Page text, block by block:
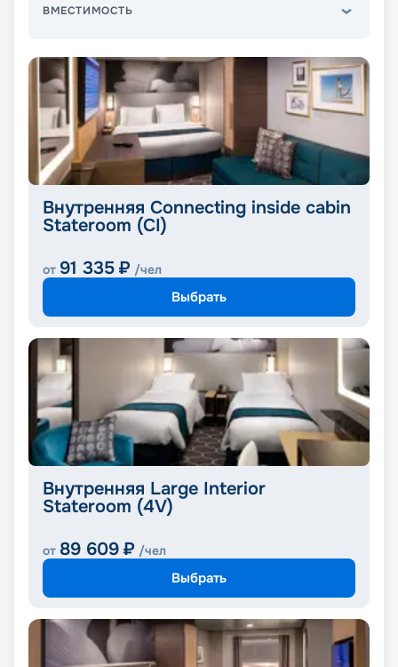
ВМЕСТИМОСТЬ
Внутренняя Connecting inside cabin
Stateroom (CI)
от 91 335 ₽ /чел
Выбрать
Внутренняя Large Interior
Stateroom (4V)
от 89 609 ₽ /чел
Выбрать